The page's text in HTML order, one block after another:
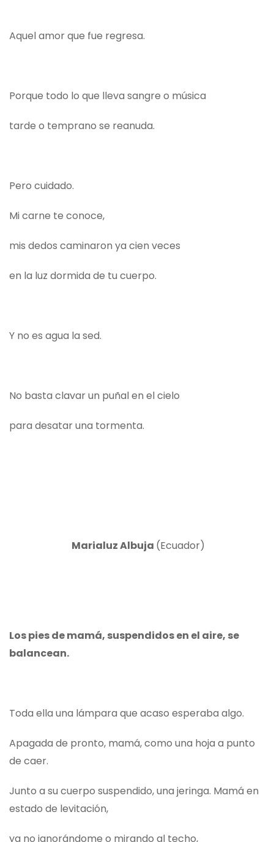
Aquel amor que fue regresa.
Porque todo lo que lleva sangre o música
tarde o temprano se reanuda.
Pero cuidado.
Mi carne te conoce,
mis dedos caminaron ya cien veces
en la luz dormida de tu cuerpo.
Y no es agua la sed.
No basta clavar un puñal en el cielo
para desatar una tormenta.
Marialuz Albuja (Ecuador)
Los pies de mamá, suspendidos en el aire, se
balancean.
Toda ella una lámpara que acaso esperaba algo.
Apagada de pronto, mamá, como una hoja a punto
de caer.
Junto a su cuerpo suspendido, una jeringa. Mamá en
estado de levitación,
ya no ignorándome o mirando al techo,